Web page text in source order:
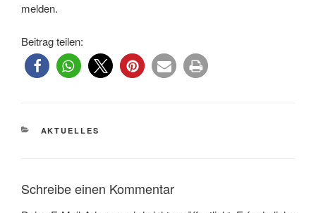
melden.
Beitrag teilen:
KATEGORIEN
AKTUELLES
Schreibe einen Kommentar